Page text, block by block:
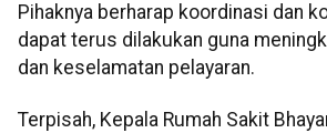
Pihaknya berharap koordinasi dan
dapat terus dilakukan guna
dan keselamatan pelayaran.
Terpisah, Kepala Rumah Sakit